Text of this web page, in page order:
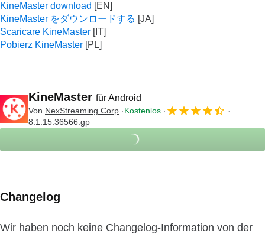
KineMaster download
KineMaster をダウンロードする
Scaricare KineMaster
Pobierz KineMaster
KineMaster für Android
Von NexStreaming Corp
Kostenlos
8.1.15.36566.gp
Changelog
Wir haben noch keine Changelog-Information von der